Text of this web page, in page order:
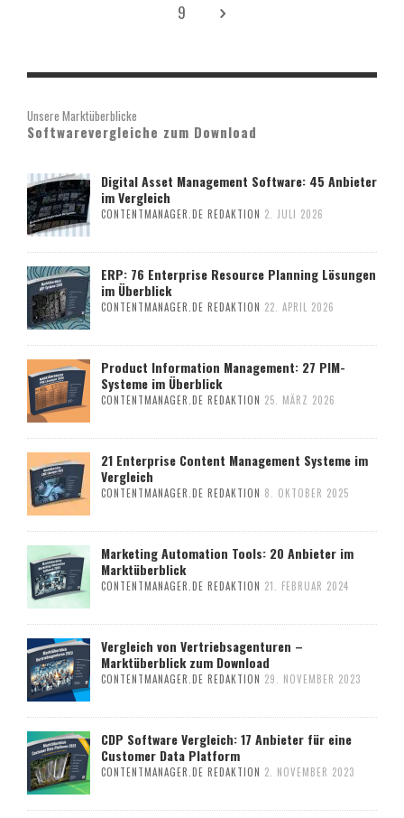
9
Unsere Marktüberblicke
Softwarevergleiche zum Download
Digital Asset Management Software: 45 Anbieter
im Vergleich
CONTENTMANAGER.DE REDAKTION 2. JULI 2026
ERP: 76 Enterprise Resource Planning Lösungen
im Überblick
CONTENTMANAGER.DE REDAKTION 22. APRIL 2026
Product Information Management: 27 PIM-
Systeme im Überblick
CONTENTMANAGER.DE REDAKTION 25. MÄRZ 2026
21 Enterprise Content Management Systeme im
Vergleich
CONTENTMANAGER.DE REDAKTION 8. OKTOBER 2025
Marketing Automation Tools: 20 Anbieter im
Marktüberblick
CONTENTMANAGER.DE REDAKTION 21. FEBRUAR 2024
Vergleich von Vertriebsagenturen –
Marktüberblick zum Download
CONTENTMANAGER.DE REDAKTION 29. NOVEMBER 2023
CDP Software Vergleich: 17 Anbieter für eine
Customer Data Platform
CONTENTMANAGER.DE REDAKTION 2. NOVEMBER 2023